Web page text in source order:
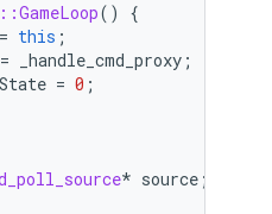
()
{
= this ;
= _handle_cmd_proxy ;
= 0 ;
* source ;